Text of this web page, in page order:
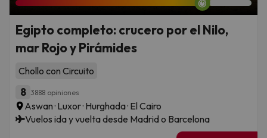
Egipto completo: crucero por el Nilo,
mar Rojo y Pirámides
Chollo con Circuito
8 3888 opiniones
Aswan · Luxor · Hurghada · El Cairo
Vuelos ida y vuelta desde Madrid o Barcelona